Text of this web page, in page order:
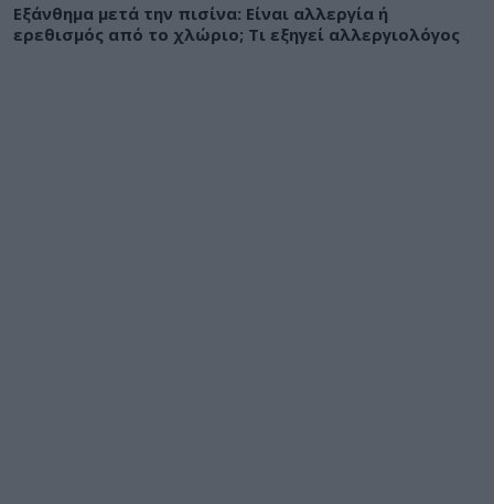
Εξάνθημα μετά την πισίνα: Είναι αλλεργία ή
ερεθισμός από το χλώριο; Τι εξηγεί αλλεργιολόγος